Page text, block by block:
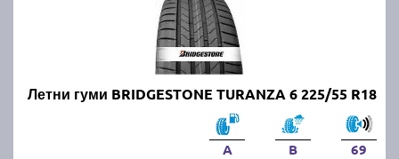
Летни гуми BRIDGESTONE TURANZA 6 225/55 R18
A B 69